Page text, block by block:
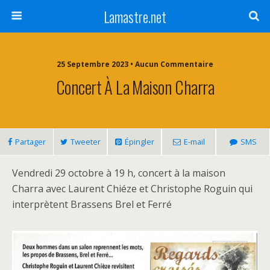
Lamastre.net
25 Septembre 2023 • Aucun Commentaire
Concert À La Maison Charra
Partager Tweeter Épingler E-mail SMS
Vendredi 29 octobre à 19 h, concert à la maison
Charra avec Laurent Chiéze et Christophe Roguin qui
interprètent Brassens Brel et Ferré